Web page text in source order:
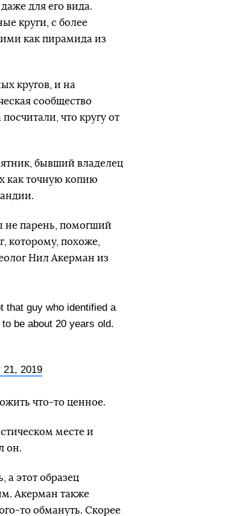
для его вида.
круги, с более
как пирамида из
кругов, и на
сообщество
что кругу от
бывший владелец
как точную копию
не парень, помогший
которому, похоже,
Нил Акерман из
that guy who identified a
be about 20 years old.
21, 2019
что-то ценное.
месте и
он.
а этот образец
Акерман также
то обмануть. Скорее